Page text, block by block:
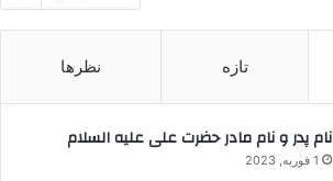
تازه نظرها
نام پدر و نام مادر حضرت علی علیه السلام
1 فوریه, 2023